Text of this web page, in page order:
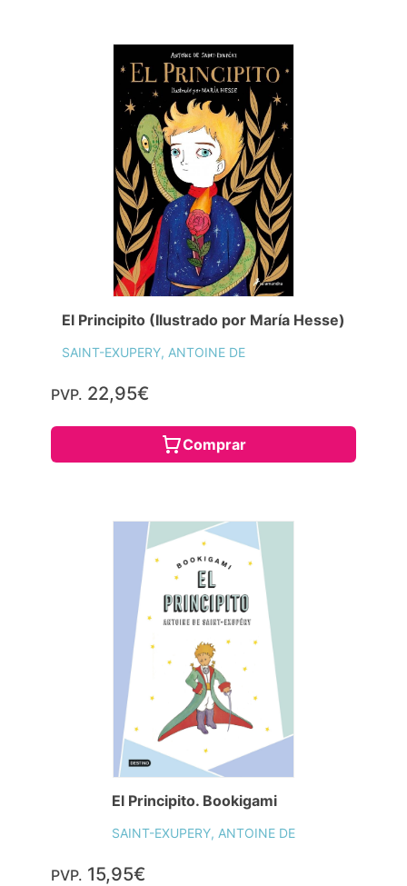
El Principito (Ilustrado por María Hesse)
SAINT-EXUPERY, ANTOINE DE
PVP. 22,95€
Comprar
El Principito. Bookigami
SAINT-EXUPERY, ANTOINE DE
PVP. 15,95€